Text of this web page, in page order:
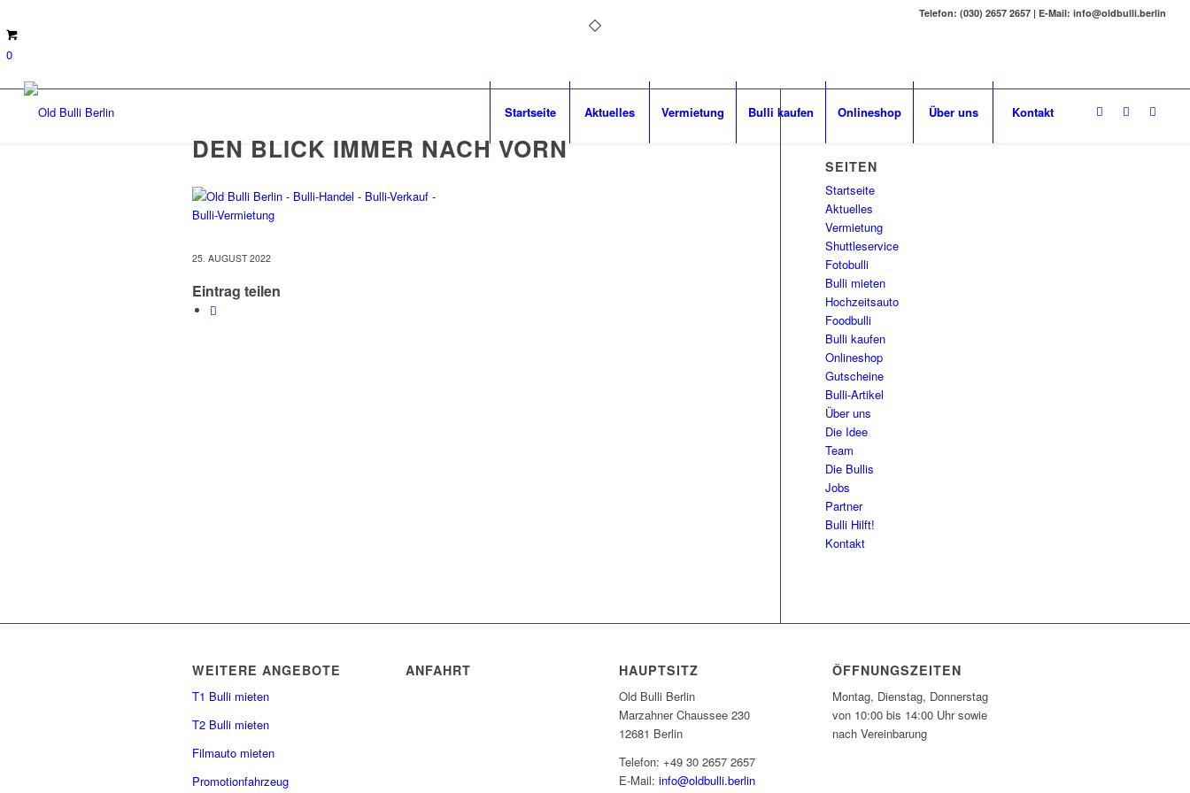
Telefon: (030) 2657 2657 | E-Mail: info@oldbulli.berlin
0
Startseite Aktuelles Vermietung Bulli kaufen Onlineshop Über uns Kontakt
DEN BLICK IMMER NACH VORN
25. AUGUST 2022
Eintrag teilen
SEITEN
Startseite
Aktuelles
Vermietung
Shuttleservice
Fotobulli
Bulli mieten
Hochzeitsauto
Foodbulli
Bulli kaufen
Onlineshop
Gutscheine
Bulli-Artikel
Über uns
Die Idee
Team
Die Bullis
Jobs
Partner
Bulli Hilft!
Kontakt
WEITERE ANGEBOTE
T1 Bulli mieten
T2 Bulli mieten
Filmauto mieten
Promotionfahrzeug
ANFAHRT HAUPTSITZ
Old Bulli Berlin
Marzahner Chaussee 230
12681 Berlin
Telefon: +49 30 2657 2657
E-Mail:info@oldbulli.berlin
ÖFFNUNGSZEITEN
Montag, Dienstag, Donnerstag
von 10:00 bis 14:00 Uhr sowie
nach Vereinbarung